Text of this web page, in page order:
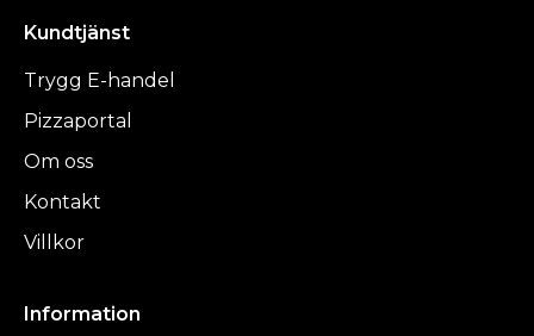
Kundtjänst
Trygg E-handel
Pizzaportal
Om oss
Kontakt
Villkor
Information